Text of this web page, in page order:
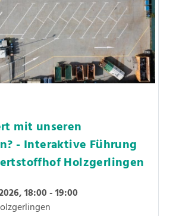
mit unseren
- Interaktive Führung
Holzgerlingen
18:00 - 19:00